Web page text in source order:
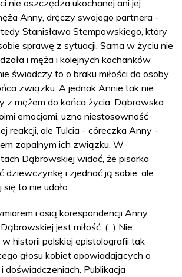
nie oszczędza ukochanej ani jej
Anny, dręczy swojego partnera -
Stanisława Stempowskiego, który
sprawę z sytuacji. Sama w życiu nie
i męża i kolejnych kochanków
świadczy to o braku miłości do osoby
związku. A jednak Annie tak nie
z mężem do końca życia. Dąbrowska
emocjami, uzna niestosowność
reakcji, ale Tulcia - córeczka Anny -
zapalnym ich związku. W
Dąbrowskiej widać, że pisarka
dziewczynkę i zjednać ją sobie, ale
to nie udało.
i osią korespondencji Anny
jest miłość. (...) Nie
historii polskiej epistolografii tak
głosu kobiet opowiadających o
doświadczeniach. Publikacja